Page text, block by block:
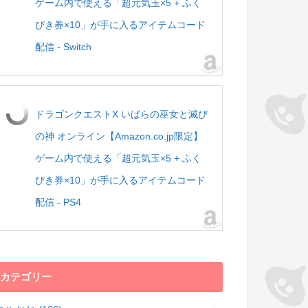
ゲーム内で使える「超元気玉×5 + ふく
びき券×10」が手に入るアイテムコード
配信 - Switch
ドラゴンクエストX いばらの巫女と滅び
の神 オンライン【Amazon.co.jp限定】
ゲーム内で使える「超元気玉×5 + ふく
びき券×10」が手に入るアイテムコード
配信 - PS4
カテゴリー